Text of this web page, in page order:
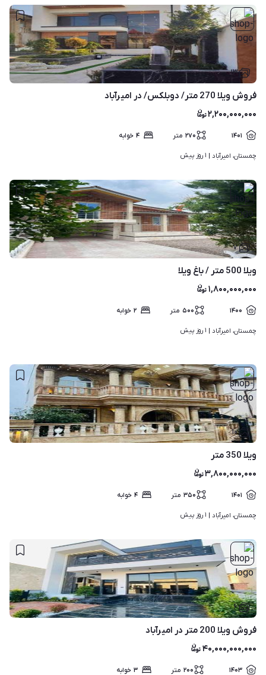
۱۳
فروش ویلا 270 متر/ دوبلکس/ در امیرآباد
۲,۲۰۰,۰۰۰,۰۰۰
۱۴۰۱ ۲۷۰ متر ۴ خوابه
چمستان، امیرآباد | ۱ روز پیش
۷
ویلا 500 متر / باغ ویلا
۱,۸۰۰,۰۰۰,۰۰۰
۱۴۰۰ ۵۰۰ متر ۲ خوابه
چمستان، امیرآباد | ۱ روز پیش
۱۰
ویلا 350 متر
۳,۸۰۰,۰۰۰,۰۰۰
۱۴۰۱ ۳۵۰ متر ۴ خوابه
چمستان، امیرآباد | ۱ روز پیش
۶
فروش ویلا 200 متر در امیرآباد
۴۰,۰۰۰,۰۰۰,۰۰۰
۱۴۰۳ ۲۰۰ متر ۳ خوابه